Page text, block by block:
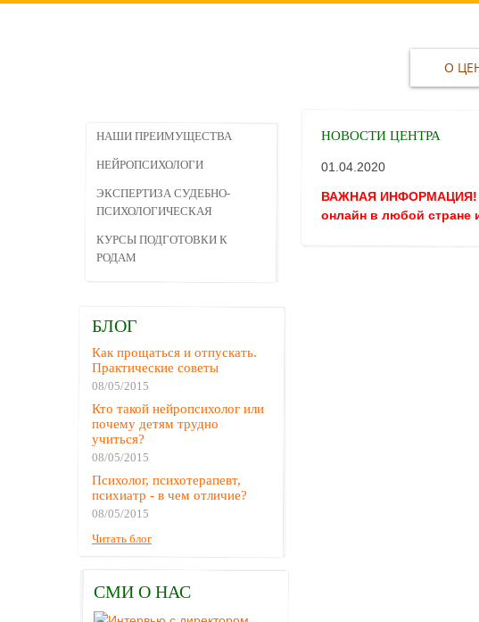
О
НАШИ ПРЕИМУЩЕСТВА
НЕЙРОПСИХОЛОГИ
ЭКСПЕРТИЗА СУДЕБНО-
ПСИХОЛОГИЧЕСКАЯ
КУРСЫ ПОДГОТОВКИ К
РОДАМ
БЛОГ
Как прощаться и отпускать.
Практические советы
08/05/2015
Кто такой нейропсихолог или
почему детям трудно
учиться?
08/05/2015
Психолог, психотерапевт,
психиатр - в чем отличие?
08/05/2015
Читать блог
СМИ О НАС
НОВОСТИ ЦЕНТРА
01.04.2020
ВАЖНАЯ ИНФОРМАЦИЯ!
онлайн в любой стране